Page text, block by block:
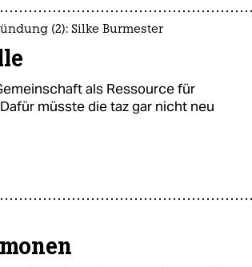
(2): Silke Burmester
als Ressource für
müsste die taz gar nicht neu